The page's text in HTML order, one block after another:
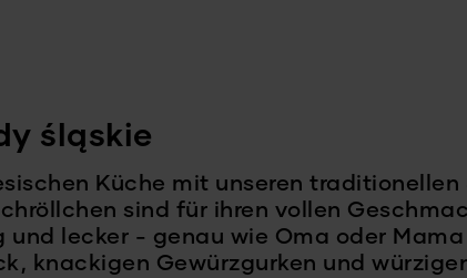
śląskie
Küche mit unseren traditionellen
sind für ihren vollen
lecker - genau wie Oma oder
knackigen Gewürzgurken und